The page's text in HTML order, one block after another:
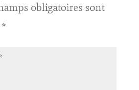
obligatoires sont
*